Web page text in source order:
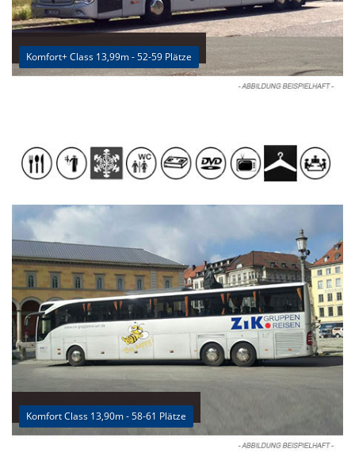
Komfort+ Class 13,99m - 52-59 Plätze
Komfort Class 13,90m - 58-61 Plätze